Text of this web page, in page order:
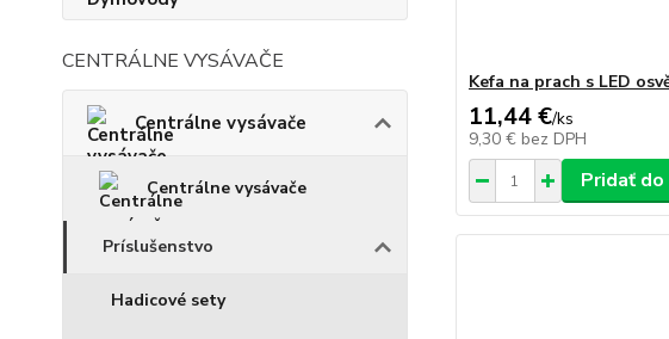
CENTRÁLNE VYSÁVAČE
Centrálne vysávače
Centrálne vysávače
Príslušenstvo
Hadicové sety
Kefa na prach s LED
11,44 €/ks
9,30 € bez DPH
Pridať do